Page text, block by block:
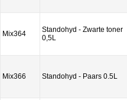
Mix364
Standohyd - Zwarte toner
0,5L
Mix366 Standohyd - Paars 0.5L